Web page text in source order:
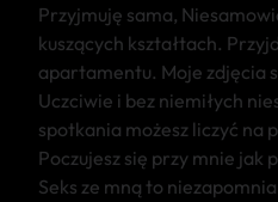
Przyjmuję sama,
kuszących kształtach.
apartamentu. Moje zdjęcia
Uczciwie i bez niemiłych
spotkania możesz liczyć na
Poczujesz się przy mnie jak
Seks ze mną to